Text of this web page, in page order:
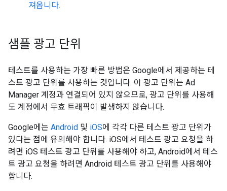
져옵니다.
샘플 광고 단위
테스트를 사용하는 가장 빠른 방법은 Google에서 제공하는 테
스트 광고 단위를 사용하는 것입니다. 이 광고 단위는 Ad
Manager 계정과 연결되어 있지 않으므로, 광고 단위를 사용해
도 계정에서 무효 트래픽이 발생하지 않습니다.
Google에는 Android 및 iOS에 각각 다른 테스트 광고 단위가
있다는 점에 유의해야 합니다. iOS에서 테스트 광고 요청을 하
려면 iOS 테스트 광고 단위를 사용해야 하고, Android에서 테스
트 광고 요청을 하려면 Android 테스트 광고 단위를 사용해야
합니다.